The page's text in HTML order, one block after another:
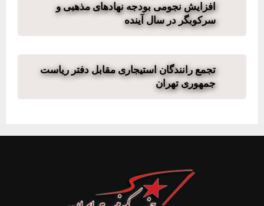
افزایش نجومی بودجه نهادهای مذهبی و
سرکوبگر در سال آینده
تجمع رانندگان استیجاری مقابل دفتر ریاست
جمهوری تهران